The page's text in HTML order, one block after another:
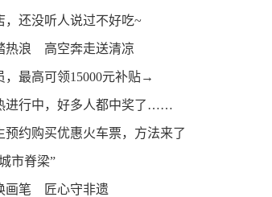
，还没听人说过不好吃~
热浪 高空奔走送清凉
，最高可领15000元补贴→
进行中，好多人都中奖了……
预约购买优惠火车票，方法来了
市脊梁”
画笔 匠心守非遗